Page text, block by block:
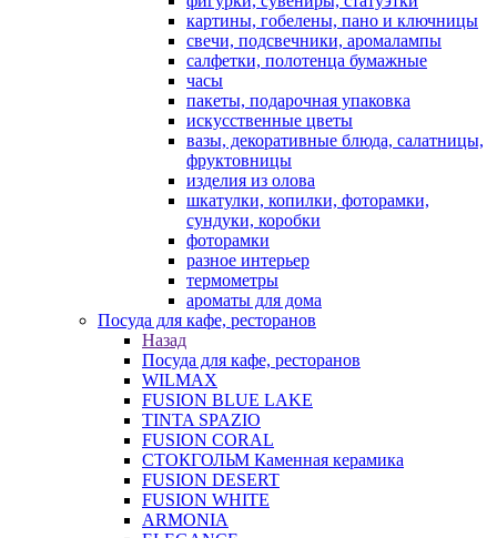
картины, гобелены, пано и ключницы
свечи, подсвечники, аромалампы
салфетки, полотенца бумажные
часы
пакеты, подарочная упаковка
искусственные цветы
вазы, декоративные блюда, салатницы,
фруктовницы
изделия из олова
шкатулки, копилки, фоторамки,
сундуки, коробки
фоторамки
разное интерьер
термометры
ароматы для дома
Посуда для кафе, ресторанов
Назад
Посуда для кафе, ресторанов
WILMAX
FUSION BLUE LAKE
TINTA SPAZIO
FUSION CORAL
СТОКГОЛЬМ Каменная керамика
FUSION DESERT
FUSION WHITE
ARMONIA